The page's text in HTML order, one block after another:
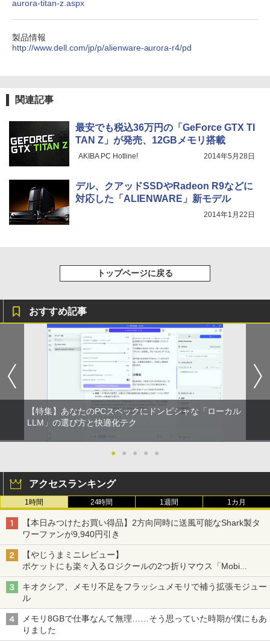
On My Road (Stadium ver.)
art Basic)
ONE PIECE モノクロ版 115 (ジャンプコミッ
￥594
aurora-titan-z.aspx
製品情報
http://www.dell.com/jp/p/alienware-aurora-r4/pd
関連記事
最安でも税込36万円の「GeForce GTX TI
TAN Z」が発売、12GBメモリ搭載
AKIBA PC Hotline! 2014年5月28日
デル、クアッドSSDやRadeon R9などに
対応した「ALIENWARE」新モデル
2014年1月22日
トップページに戻る
おすすめ記事
【特集】あなたのPCスペックにドンピシャな「ローカル
LLM」の選び方と快適化テク
● ● ● ● ●
アクセスランキング
1時間 24時間 1週間 1カ月
【本日みつけたお買い得品】2方向同時に送風可能なShark製タ
ワーファンが9,940円引き
【やじうまミニレビュー】
ポケットにも楽々入るロジクールの2つ折りマウス「Mobi
Fold」。その気になるギミックとは？
キオクシア、メモリ不足をフラッシュメモリで補う拡張モジュー
ル
メモリ8GBで仕事なんて無理……そう思っていた時期が僕にもあ
りました